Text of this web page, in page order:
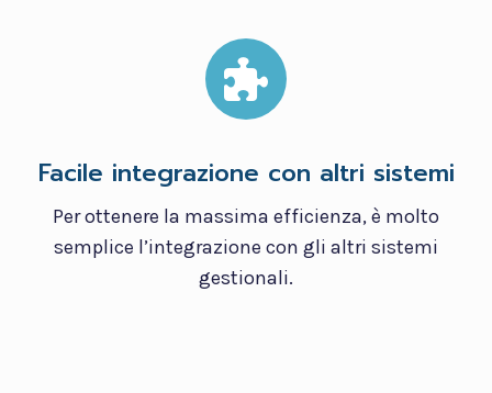
Facile integrazione con altri sistemi
Per ottenere la massima efficienza, è molto
semplice l’integrazione con gli altri sistemi
gestionali.